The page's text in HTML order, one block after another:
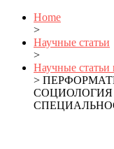
Home
>
Научные статьи
>
Научные статьи
>